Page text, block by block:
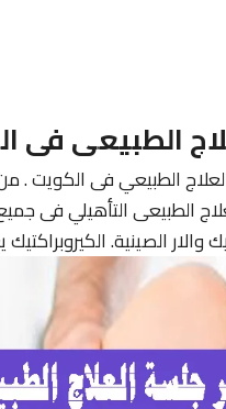
الطبيعى فى
الطبيعي فى الكويت .
الطبيعى التأهيلي فى
والار الصينية.